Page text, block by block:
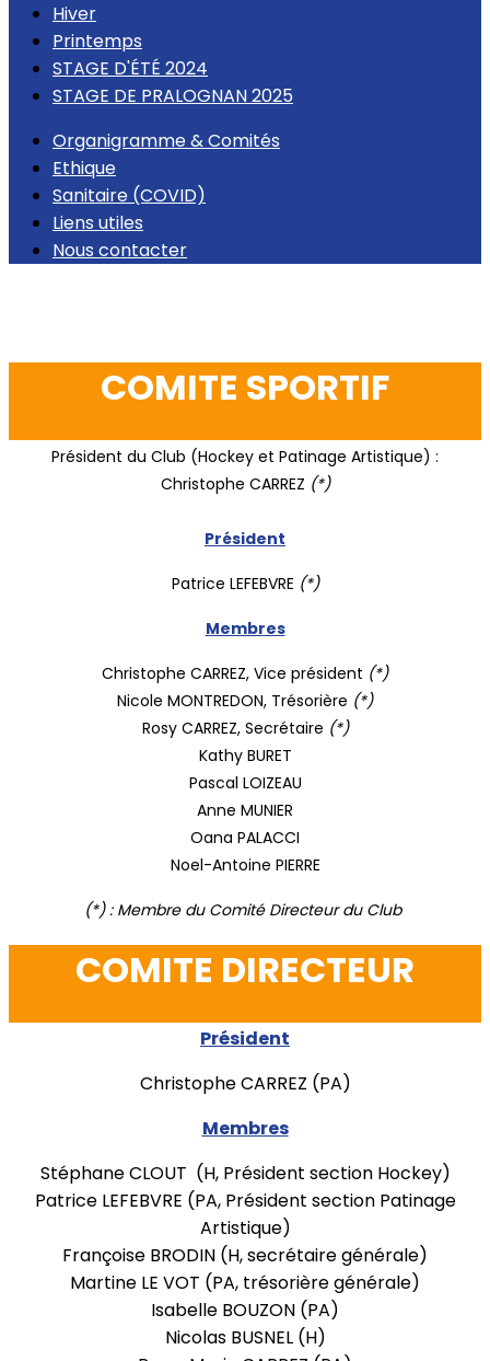
Hiver
Printemps
STAGE D'ÉTÉ 2024
STAGE DE PRALOGNAN 2025
Organigramme & Comités
Ethique
Sanitaire (COVID)
Liens utiles
Nous contacter
COMITE SPORTIF
Président du Club (Hockey et Patinage Artistique) :
Christophe CARREZ (*)
Président
Patrice LEFEBVRE (*)
Membres
Christophe CARREZ, Vice président (*)
Nicole MONTREDON, Trésorière (*)
Rosy CARREZ, Secrétaire (*)
Kathy BURET
Pascal LOIZEAU
Anne MUNIER
Oana PALACCI
Noel-Antoine PIERRE
(*) : Membre du Comité Directeur du Club
COMITE DIRECTEUR
Président
Christophe CARREZ (PA)
Membres
Stéphane CLOUT (H, Président section Hockey)
Patrice LEFEBVRE (PA, Président section Patinage
Artistique)
Françoise BRODIN (H, secrétaire générale)
Martine LE VOT (PA, trésorière générale)
Isabelle BOUZON (PA)
Nicolas BUSNEL (H)